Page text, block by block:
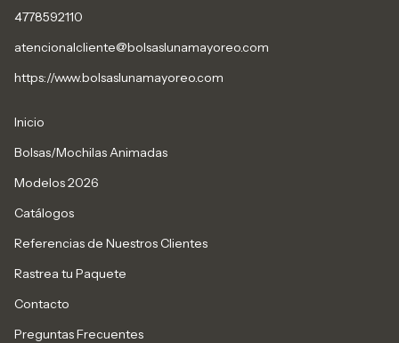
4778592110
atencionalcliente@bolsaslunamayoreo.com
https://www.bolsaslunamayoreo.com
Inicio
Bolsas/Mochilas Animadas
Modelos 2026
Catálogos
Referencias de Nuestros Clientes
Rastrea tu Paquete
Contacto
Preguntas Frecuentes